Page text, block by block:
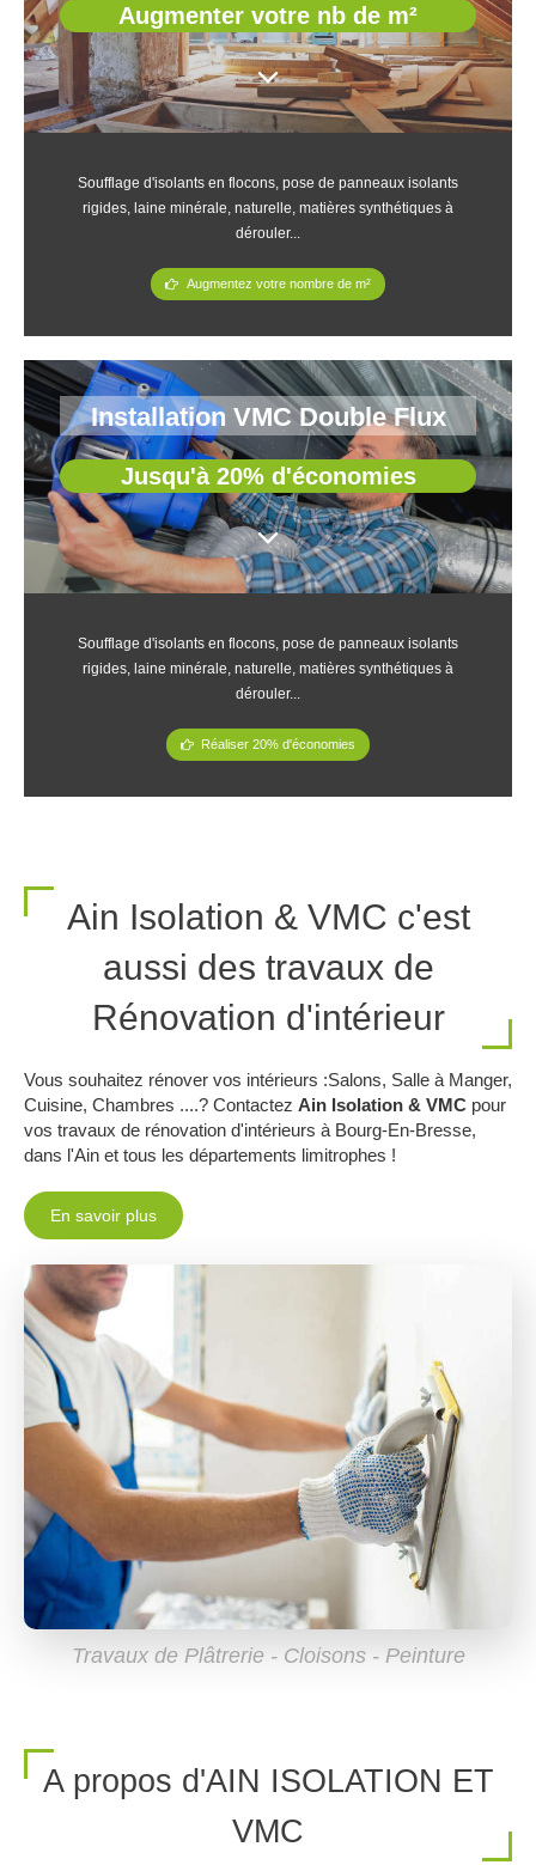
Augmenter votre nb de m²
Soufflage d'isolants en flocons, pose de panneaux isolants
rigides, laine minérale, naturelle, matières synthétiques à
dérouler...
Augmentez votre nombre de m²
Installation VMC Double Flux
Jusqu'à 20% d'économies
Soufflage d'isolants en flocons, pose de panneaux isolants
rigides, laine minérale, naturelle, matières synthétiques à
dérouler...
Réaliser 20% d'économies
Ain Isolation & VMC c'est
aussi des travaux de
Rénovation d'intérieur
Vous souhaitez rénover vos intérieurs :Salons, Salle à Manger,
Cuisine, Chambres ....? Contactez Ain Isolation & VMC pour
vos travaux de rénovation d'intérieurs à Bourg-En-Bresse,
dans l'Ain et tous les départements limitrophes !
En savoir plus
Travaux de Plâtrerie - Cloisons - Peinture
A propos d'AIN ISOLATION ET
VMC